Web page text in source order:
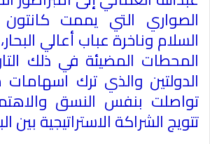
الصواري التي يممت
السلام وناخرة عباب أعالي
المحطات المضيئة في ذلك
الدولتين والذي ترك اسهامات
تواصلت بنفس النسق
تتويج الشراكة الاستراتيجية بين